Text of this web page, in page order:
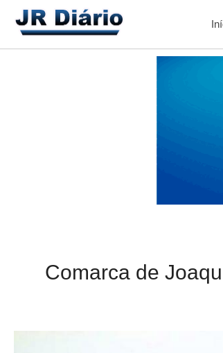
Comarca de